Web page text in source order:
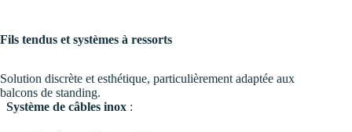
Fils tendus et systèmes à ressorts
Solution discrète et esthétique, particulièrement adaptée aux
balcons de standing.
Système de câbles inox :